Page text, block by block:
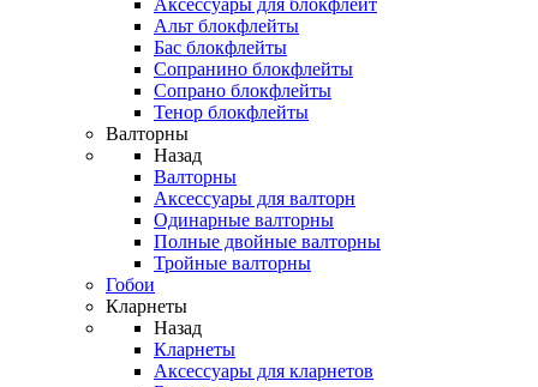
Аксессуары для блокфлейт
Альт блокфлейты
Бас блокфлейты
Сопранино блокфлейты
Сопрано блокфлейты
Тенор блокфлейты
Валторны
Назад
Валторны
Аксессуары для валторн
Одинарные валторны
Полные двойные валторны
Тройные валторны
Гобои
Кларнеты
Назад
Кларнеты
Аксессуары для кларнетов